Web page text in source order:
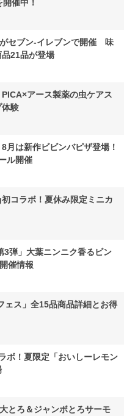
催中！
セブン-イレブンで開催 味
21品が登場
アース製薬の虫ケアス
体験
月は新作ビビンバピザ登場！
ル開催
コラボ！夏休み限定ミニカ
3弾」大葉ニンニク香るビン
催情報
ェス」全15品商品詳細とお得
ボ！夏限定「おいしーレモン
とろ＆ジャンボとろサーモ